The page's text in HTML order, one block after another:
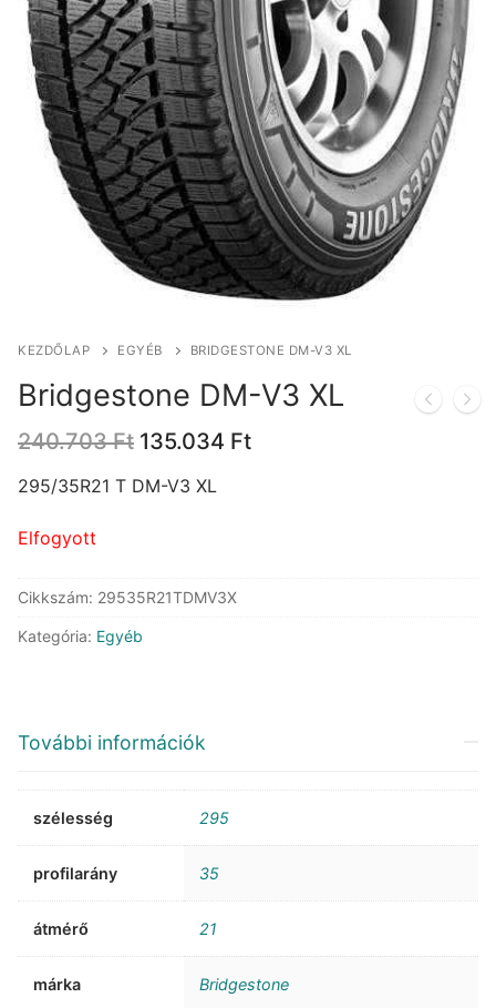
KEZDŐLAP EGYÉB BRIDGESTONE DM-V3 XL
Bridgestone DM-V3 XL
240.703Ft Original
was:
135.034 FtCurrent
295/35R21 T DM-V3 XL
Elfogyott
Cikkszám: 29535R21TDMV3X
Kategória: Egyéb
További információk
szélesség 295
profilarány 35
átmérő 21
márka Bridgestone